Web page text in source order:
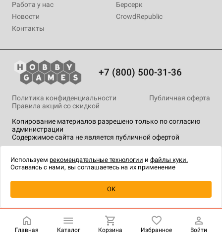
Уведомить о наличии
Работа у нас
Новости
Контакты
Берсерк
CrowdRepublic
+7 (800) 500-31-36
Копирование материалов разрешено только по согласию
администрации
Содержимое сайта не является публичной офертой
Политика конфиденциальности
Публичная оферта
Правила акций со скидкой
технологии.
Главная Каталог Корзина Избранное Войти
Используем рекомендательные технологии и файлы куки.
Оставаясь с нами, вы соглашаетесь на их применение
OK